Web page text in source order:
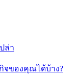
ล่า
ของคุณได้บ้าง?